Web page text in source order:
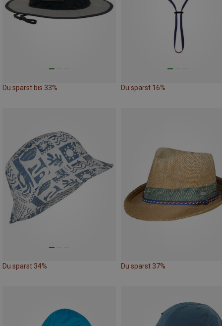
Du sparst bis 33% Du sparst 16%
Du sparst 34% Du sparst 37%